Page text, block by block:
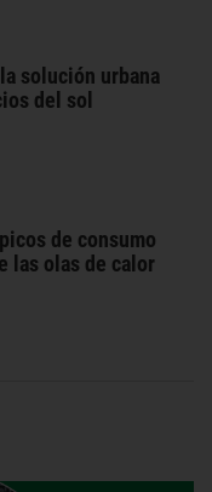
solución urbana
del sol
de consumo
las olas de calor